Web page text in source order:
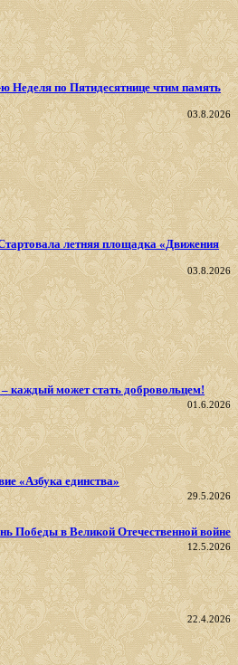
Неделя по Пятидесятнице чтим память
03.8.2026
летняя площадка «Движения
03.8.2026
каждый может стать добровольцем!
01.6.2026
«Азбука единства»
29.5.2026
Победы в Великой Отечественной войне
12.5.2026
22.4.2026